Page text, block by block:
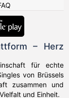
– Herz
für echte
von Brüssels
zusammen und
und Einheit.